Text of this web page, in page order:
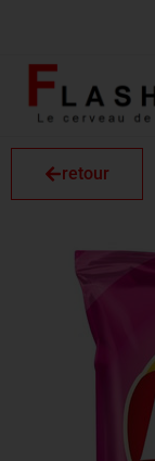
retour